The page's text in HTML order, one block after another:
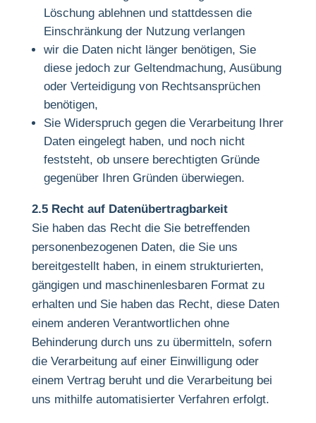
Löschung ablehnen und stattdessen die
Einschränkung der Nutzung verlangen
wir die Daten nicht länger benötigen, Sie
diese jedoch zur Geltendmachung, Ausübung
oder Verteidigung von Rechtsansprüchen
benötigen,
Sie Widerspruch gegen die Verarbeitung Ihrer
Daten eingelegt haben, und noch nicht
feststeht, ob unsere berechtigten Gründe
gegenüber Ihren Gründen überwiegen.
2.5 Recht auf Datenübertragbarkeit
Sie haben das Recht die Sie betreffenden
personenbezogenen Daten, die Sie uns
bereitgestellt haben, in einem strukturierten,
gängigen und maschinenlesbaren Format zu
erhalten und Sie haben das Recht, diese Daten
einem anderen Verantwortlichen ohne
Behinderung durch uns zu übermitteln, sofern
die Verarbeitung auf einer Einwilligung oder
einem Vertrag beruht und die Verarbeitung bei
uns mithilfe automatisierter Verfahren erfolgt.